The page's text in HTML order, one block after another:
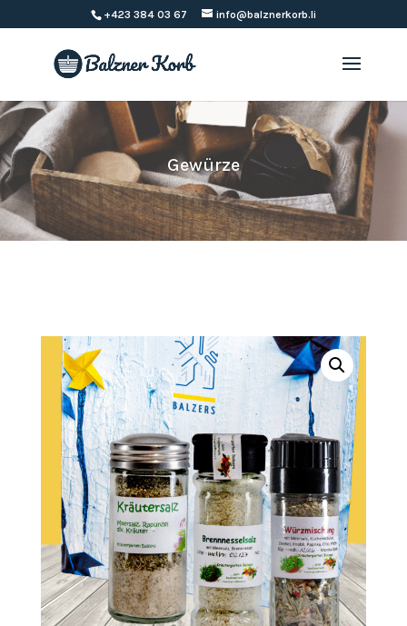
+423 384 03 67 info@balznerkorb.li
Gewürze